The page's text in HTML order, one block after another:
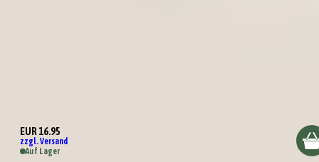
EUR 16.95
zzgl. Versand
Auf Lager